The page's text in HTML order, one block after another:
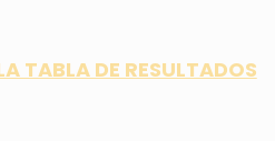
TABLA DE RESULTADOS